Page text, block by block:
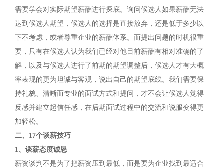
需要学会对实际期望薪酬进行探底。询问候选人如果薪酬无法
达到候选人期望，候选人的选择是直接放弃，还是低于多少以
下不考虑，或者尊重企业的薪酬体系。而提出问题的时机很重
要，只有在候选人认为我们已经对他目前薪酬有相对准确的了
解，以及与候选人进行了前期的期望调整后，候选人才有大概
率表现的更为坦诚与客观，说出自己的期望底线。我们需要保
持礼貌、清晰而专业的面试方式和提问，才不会让候选人觉得
反感并建立起信任感，在后期面试过程中的交流和说服变得更
加轻松。
二、17个谈薪技巧
1、谈薪态度诚恳
薪资谈判不是为了把薪资压到最低，而是要为企业找到最适合